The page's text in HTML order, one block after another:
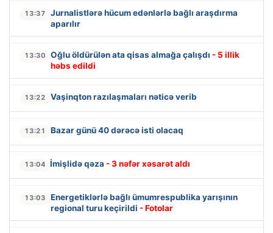
13:37
Jurnalistlərə hücum edənlərlə bağlı araşdırma
aparılır
13:30 Oğlu öldürülən ata qisas almağa çalışdı - 5 illik
həbs edildi
13:22 Vaşinqton razılaşmaları nəticə verib
13:21 Bazar günü 40 dərəcə isti olacaq
13:04 İmişlidə qəza - 3 nəfər xəsarət aldı
13:03
Energetiklərlə bağlı ümumrespublika yarışının
regional turu keçirildi - Fotolar